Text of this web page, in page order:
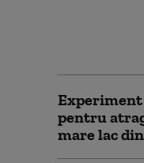
pentru
mare lac